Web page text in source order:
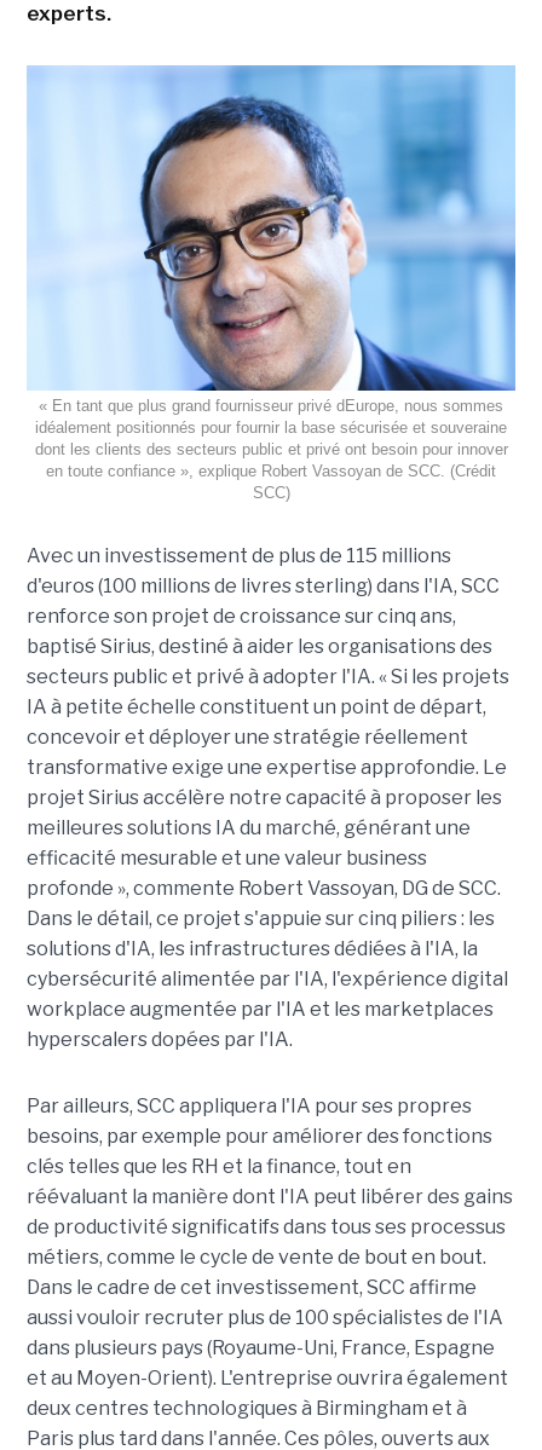
experts.
« En tant que plus grand fournisseur privé dEurope, nous sommes
idéalement positionnés pour fournir la base sécurisée et souveraine
dont les clients des secteurs public et privé ont besoin pour innover
en toute confiance », explique Robert Vassoyan de SCC. (Crédit
SCC)
Avec un investissement de plus de 115 millions
d'euros (100 millions de livres sterling) dans l'IA, SCC
renforce son projet de croissance sur cinq ans,
baptisé Sirius, destiné à aider les organisations des
secteurs public et privé à adopter l'IA. « Si les projets
IA à petite échelle constituent un point de départ,
concevoir et déployer une stratégie réellement
transformative exige une expertise approfondie. Le
projet Sirius accélère notre capacité à proposer les
meilleures solutions IA du marché, générant une
efficacité mesurable et une valeur business
profonde », commente Robert Vassoyan, DG de SCC.
Dans le détail, ce projet s'appuie sur cinq piliers : les
solutions d'IA, les infrastructures dédiées à l'IA, la
cybersécurité alimentée par l'IA, l'expérience digital
workplace augmentée par l'IA et les marketplaces
hyperscalers dopées par l'IA.
Par ailleurs, SCC appliquera l'IA pour ses propres
besoins, par exemple pour améliorer des fonctions
clés telles que les RH et la finance, tout en
réévaluant la manière dont l'IA peut libérer des gains
de productivité significatifs dans tous ses processus
métiers, comme le cycle de vente de bout en bout.
Dans le cadre de cet investissement, SCC affirme
aussi vouloir recruter plus de 100 spécialistes de l'IA
dans plusieurs pays (Royaume-Uni, France, Espagne
et au Moyen-Orient). L'entreprise ouvrira également
deux centres technologiques à Birmingham et à
Paris plus tard dans l'année. Ces pôles, ouverts aux